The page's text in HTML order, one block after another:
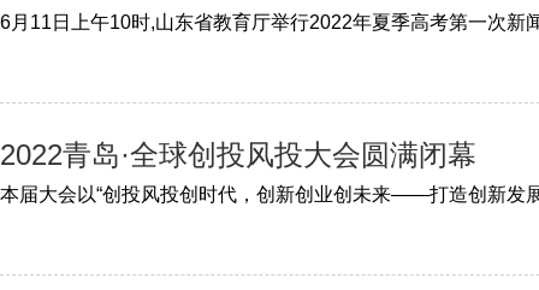
2022青岛·全球创投风投大会圆满闭幕